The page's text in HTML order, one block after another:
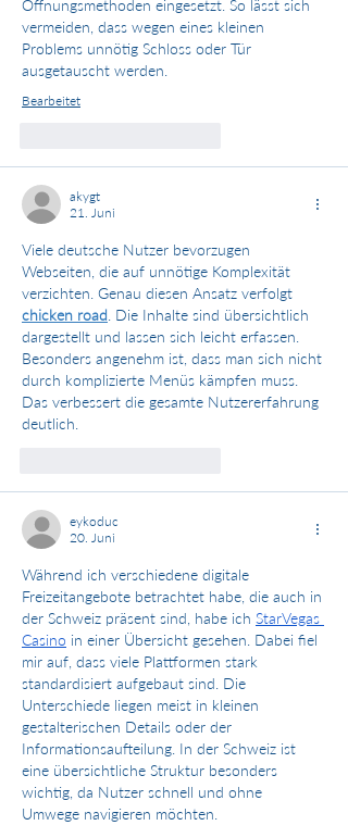
Öffnungsmethoden eingesetzt. So lässt sich
vermeiden, dass wegen eines kleinen
Problems unnötig Schloss oder Tür
ausgetauscht werden.
Bearbeitet
akygt
21. Juni
Viele deutsche Nutzer bevorzugen
Webseiten, die auf unnötige Komplexität
verzichten. Genau diesen Ansatz verfolgt
chicken road . Die Inhalte sind übersichtlich
dargestellt und lassen sich leicht erfassen.
Besonders angenehm ist, dass man sich nicht
durch komplizierte Menüs kämpfen muss.
Das verbessert die gesamte Nutzererfahrung
deutlich.
eykoduc
20. Juni
Während ich verschiedene digitale
Freizeitangebote betrachtet habe, die auch in
der Schweiz präsent sind, habe ich StarVegas
Casino in einer Übersicht gesehen. Dabei fiel
mir auf, dass viele Plattformen stark
standardisiert aufgebaut sind. Die
Unterschiede liegen meist in kleinen
gestalterischen Details oder der
Informationsaufteilung. In der Schweiz ist
eine übersichtliche Struktur besonders
wichtig, da Nutzer schnell und ohne
Umwege navigieren möchten.